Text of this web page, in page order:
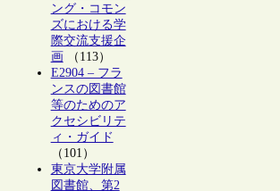
ング・コモン
ズにおける学
際交流支援企
画 （113）
E2904 – フラ
ンスの図書館
等のためのア
クセシビリテ
ィ・ガイド
（101）
東京大学附属
図書館、第2